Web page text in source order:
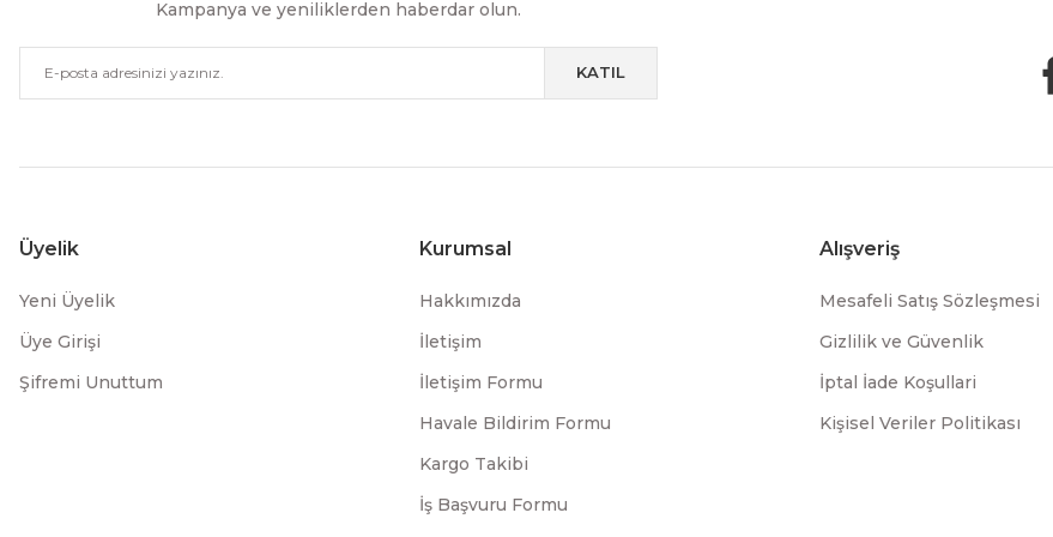
Kampanya ve yeniliklerden haberdar olun.
KATIL
Üyelik
Yeni Üyelik
Üye Girişi
Şifremi Unuttum
Kurumsal
Hakkımızda
İletişim
İletişim Formu
Havale Bildirim Formu
Kargo Takibi
İş Başvuru Formu
Alışveriş
Mesafeli Satış Sözleşmesi
Gizlilik ve Güvenlik
İptal İade Koşullari
Kişisel Veriler Politikası